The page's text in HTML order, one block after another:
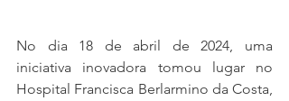
No dia 18 de abril de 2024, uma
iniciativa inovadora tomou lugar no
Hospital Francisca Berlarmino da Costa,